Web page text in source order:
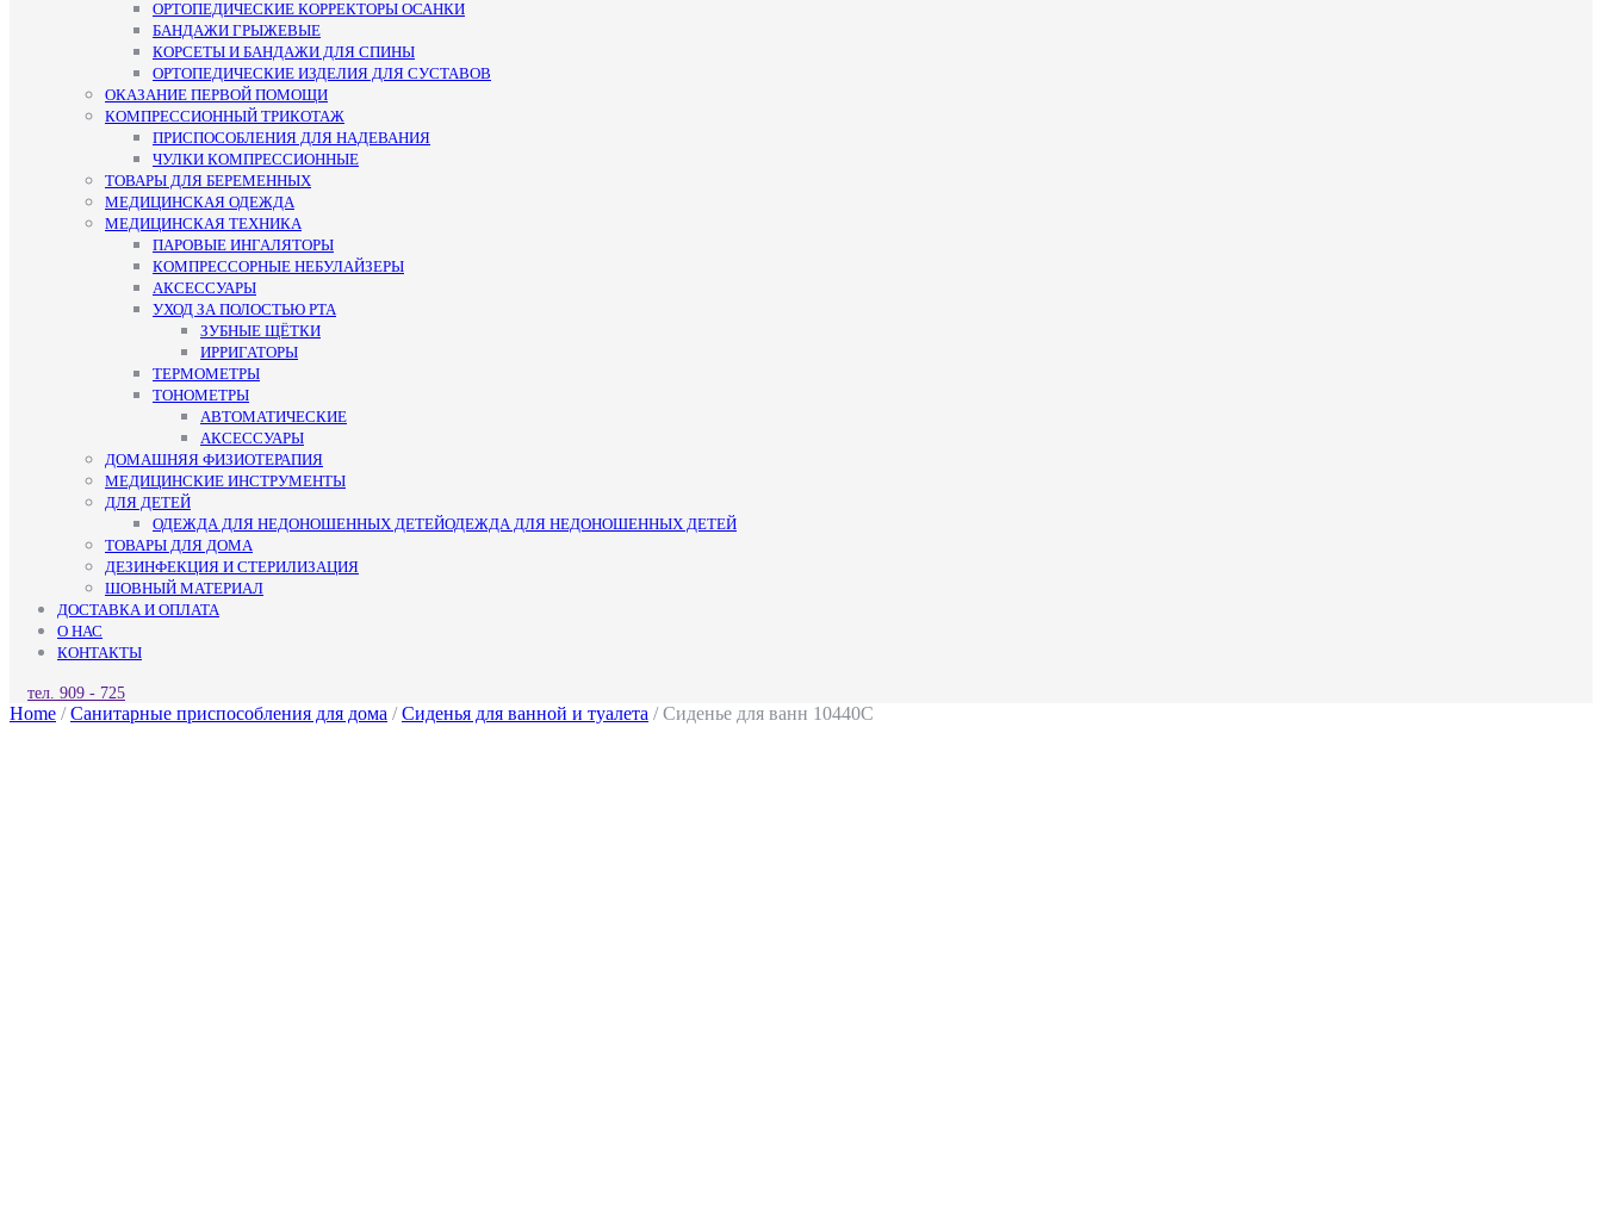
ОРТОПЕДИЧЕСКИЕ КОРРЕКТОРЫ ОСАНКИ
БАНДАЖИ ГРЫЖЕВЫЕ
КОРСЕТЫ И БАНДАЖИ ДЛЯ СПИНЫ
ОРТОПЕДИЧЕСКИЕ ИЗДЕЛИЯ ДЛЯ СУСТАВОВ
ОКАЗАНИЕ ПЕРВОЙ ПОМОЩИ
КОМПРЕССИОННЫЙ ТРИКОТАЖ
ПРИСПОСОБЛЕНИЯ ДЛЯ НАДЕВАНИЯ
ЧУЛКИ КОМПРЕССИОННЫЕ
ТОВАРЫ ДЛЯ БЕРЕМЕННЫХ
МЕДИЦИНСКАЯ ОДЕЖДА
МЕДИЦИНСКАЯ ТЕХНИКА
ПАРОВЫЕ ИНГАЛЯТОРЫ
КОМПРЕССОРНЫЕ НЕБУЛАЙЗЕРЫ
АКСЕССУАРЫ
УХОД ЗА ПОЛОСТЬЮ РТА
ЗУБНЫЕ ЩЁТКИ
ИРРИГАТОРЫ
ТЕРМОМЕТРЫ
ТОНОМЕТРЫ
АВТОМАТИЧЕСКИЕ
АКСЕССУАРЫ
ДОМАШНЯЯ ФИЗИОТЕРАПИЯ
МЕДИЦИНСКИЕ ИНСТРУМЕНТЫ
ДЛЯ ДЕТЕЙ
ОДЕЖДА ДЛЯ НЕДОНОШЕННЫХ ДЕТЕЙОДЕЖДА ДЛЯ НЕДОНОШЕННЫХ ДЕТЕЙ
ТОВАРЫ ДЛЯ ДОМА
ДЕЗИНФЕКЦИЯ И СТЕРИЛИЗАЦИЯ
ШОВНЫЙ МАТЕРИАЛ
ДОСТАВКА И ОПЛАТА
О НАС
КОНТАКТЫ
КНОПКА
ЗАКРЫТЬ
тел. 909 - 725
Home /Санитарные приспособления для дома /Сиденья для ванной и туалета / Сиденье для ванн 10440C